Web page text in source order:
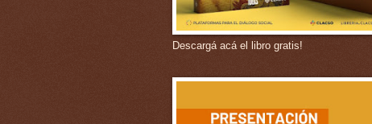
Descargá acá el libro gratis!